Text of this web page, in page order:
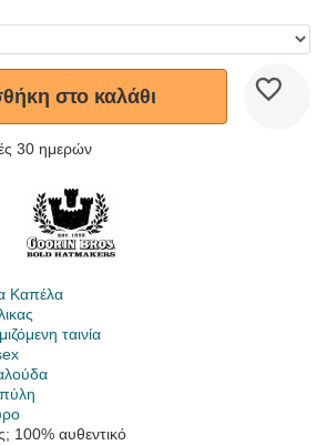
στο καλάθι
30 ημερών
Καπέλα
ταινία
100% αυθεντικό